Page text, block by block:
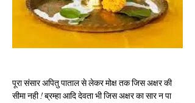
पूरा संसार अपितु पाताल से लेकर मोक्ष तक जिस अक्षर की
सीमा नही ! ब्रम्हा आदि देवता भी जिस अक्षर का सार न पा